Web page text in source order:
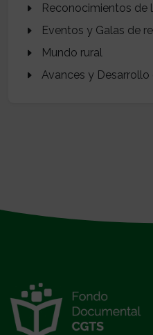
Reconocimientos de
Eventos y Galas de
Mundo rural
Avances y